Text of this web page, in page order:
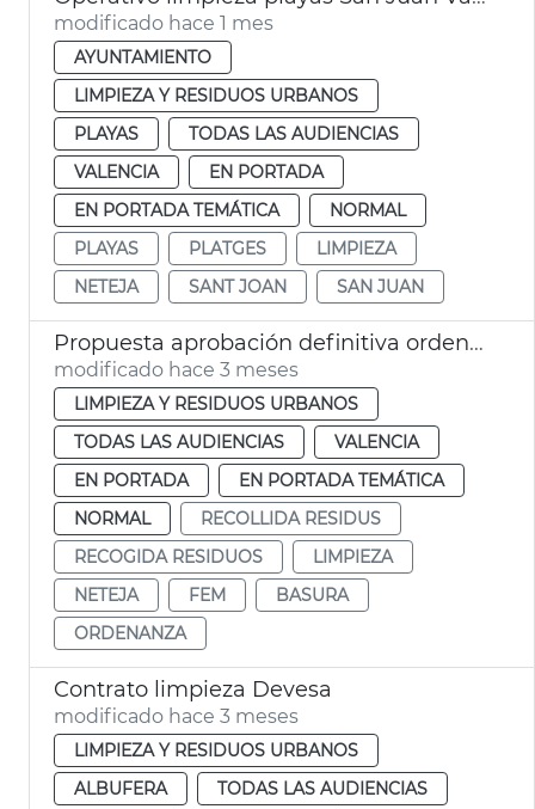
modificado hace 1 mes
AYUNTAMIENTO
LIMPIEZA Y RESIDUOS URBANOS
PLAYAS
TODAS LAS AUDIENCIAS
VALENCIA
EN PORTADA
EN PORTADA TEMÁTICA
NORMAL
PLAYAS
PLATGES
LIMPIEZA
NETEJA
SANT JOAN SAN JUAN
Propuesta aprobación definitiva ordenanza limpieza València
modificado hace 3 meses
LIMPIEZA Y RESIDUOS URBANOS
TODAS LAS AUDIENCIAS
VALENCIA
EN PORTADA
EN PORTADA TEMÁTICA
NORMAL
RECOLLIDA RESIDUS
RECOGIDA RESIDUOS
LIMPIEZA
NETEJA
FEM
BASURA
ORDENANZA
Contrato limpieza Devesa
modificado hace 3 meses
LIMPIEZA Y RESIDUOS URBANOS
ALBUFERA
TODAS LAS AUDIENCIAS